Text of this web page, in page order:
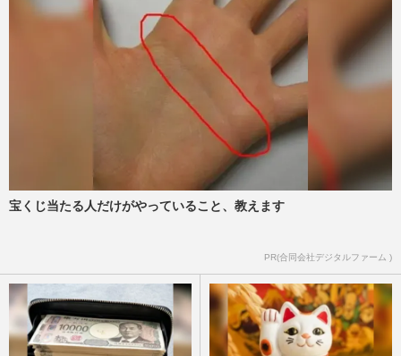
宝くじ当たる人だけがやっていること、教えます
PR(合同会社デジタルファーム )